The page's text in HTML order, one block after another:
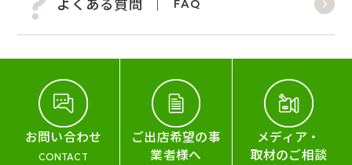
FAQ
お問い合わせ
CONTACT
ご出店希望の事
業者様へ
メディア・
取材のご相談